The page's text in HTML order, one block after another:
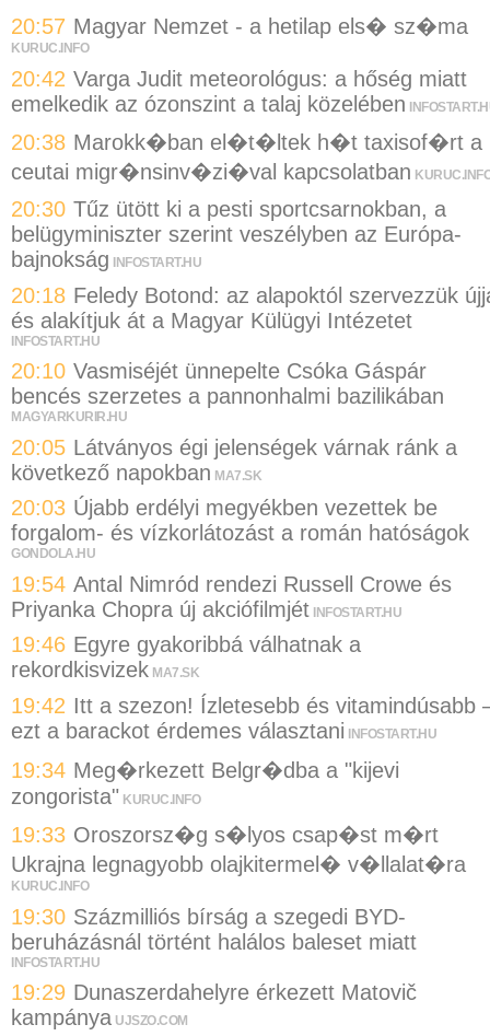
20:57 Magyar Nemzet - a hetilap els� sz�ma
KURUC.INFO
20:42 Varga Judit meteorológus: a hőség miatt
emelkedik az ózonszint a talaj közelében
20:38 Marokk�ban el�t�ltek h�t taxisof�rt a
ceutai migr�nsinv�zi�val kapcsolatban
20:30 Tűz ütött ki a pesti sportcsarnokban, a
belügyminiszter szerint veszélyben az Európa-
bajnokság
INFOSTART.HU
20:18 Feledy Botond: az alapoktól szervezzük
és alakítjuk át a Magyar Külügyi Intézetet
INFOSTART.HU
20:10 Vasmiséjét ünnepelte Csóka Gáspár
bencés szerzetes a pannonhalmi bazilikában
MAGYARKURIR.HU
20:05 Látványos égi jelenségek várnak ránk a
következő napokban MA7.SK
20:03 Újabb erdélyi megyékben vezettek be
forgalom- és vízkorlátozást a román hatóságok
GONDOLA.HU
19:54 Antal Nimród rendezi Russell Crowe és
Priyanka Chopra új akciófilmjét INFOSTART.HU
19:46 Egyre gyakoribbá válhatnak a
rekordkisvizek MA7.SK
19:42 Itt a szezon! Ízletesebb és vitamindúsabb
ezt a barackot érdemes választani
INFOSTART.HU
19:34 Meg�rkezett Belgr�dba a "kijevi
zongorista" KURUC.INFO
19:33 Oroszorsz�g s�lyos csap�st m�rt
Ukrajna legnagyobb olajkitermel� v�llalat�ra
KURUC.INFO
19:30 Százmilliós bírság a szegedi BYD-
beruházásnál történt halálos baleset miatt
INFOSTART.HU
19:29 Dunaszerdahelyre érkezett Matovič
kampánya UJSZO.COM